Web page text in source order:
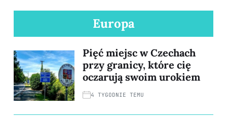
Europa
Pięć miejsc w Czechach
przy granicy, które cię
oczarują swoim urokiem
4 TYGODNIE TEMU